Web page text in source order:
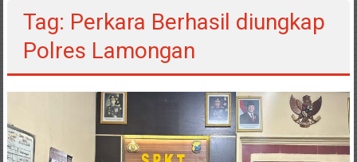
Polres Lamongan